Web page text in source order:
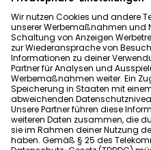
Ob eure Rauchmelder
müssen, könnt ihr
auf das Typenschild am
genaue Austauschdatum
In einem weiteren
alle Fragen rund um den
in der Wohnung.Passend
Feuerlöscher-Modelle für